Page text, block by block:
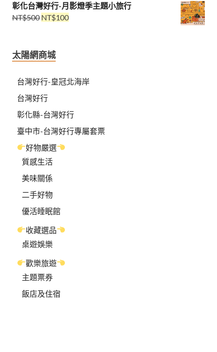
彰化台灣好行-月影燈季主題小旅行
NT$500 NT$100
太陽網商城
台灣好行-皇冠北海岸
台灣好行
彰化縣-台灣好行
臺中市-台灣好行專屬套票
好物嚴選
質感生活
美味關係
二手好物
優活睡眠館
收藏選品
桌遊娛樂
歡樂旅遊
主題票券
飯店及住宿